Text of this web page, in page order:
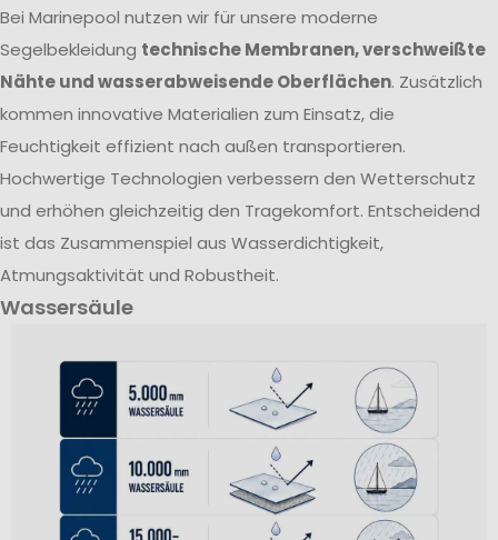
Bei Marinepool nutzen wir für unsere moderne
Segelbekleidung technische Membranen, verschweißte
Nähte und wasserabweisende Oberflächen. Zusätzlich
kommen innovative Materialien zum Einsatz, die
Feuchtigkeit effizient nach außen transportieren.
Hochwertige Technologien verbessern den Wetterschutz
und erhöhen gleichzeitig den Tragekomfort. Entscheidend
ist das Zusammenspiel aus Wasserdichtigkeit,
Atmungsaktivität und Robustheit.
Wassersäule